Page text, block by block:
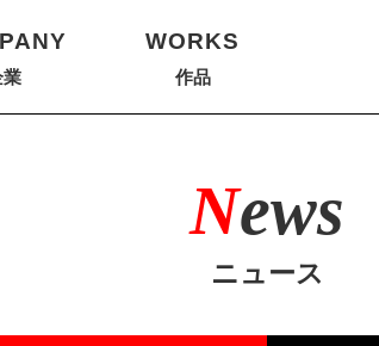
業
WORKS
作品
News
ニュース